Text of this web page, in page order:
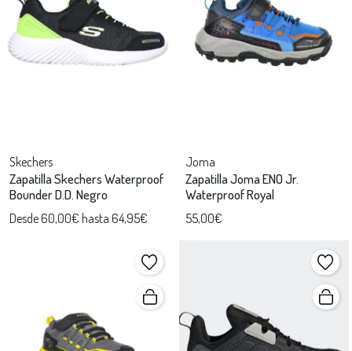
Skechers
Zapatilla Skechers Waterproof
Bounder D.D. Negro
Desde 60,00€ hasta 64,95€
Joma
Zapatilla Joma ENO Jr.
Waterproof Royal
55,00€